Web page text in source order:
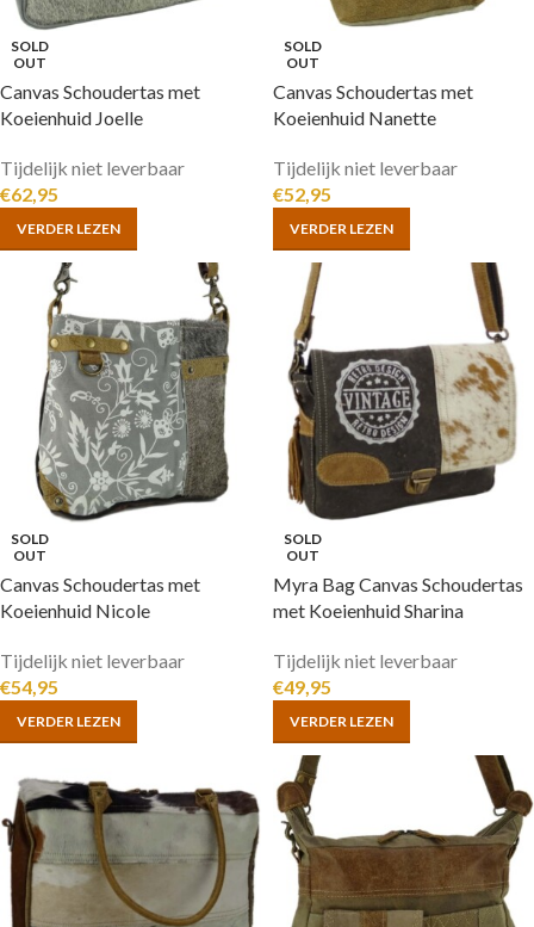
SOLD
OUT
Canvas Schoudertas met
Koeienhuid Joelle
Tijdelijk niet leverbaar
€62,95
VERDER LEZEN
SOLD
OUT
Canvas Schoudertas met
Koeienhuid Nanette
Tijdelijk niet leverbaar
€52,95
VERDER LEZEN
SOLD
OUT
Canvas Schoudertas met
Koeienhuid Nicole
Tijdelijk niet leverbaar
€54,95
VERDER LEZEN
SOLD
OUT
Myra Bag Canvas Schoudertas
met Koeienhuid Sharina
Tijdelijk niet leverbaar
€49,95
VERDER LEZEN